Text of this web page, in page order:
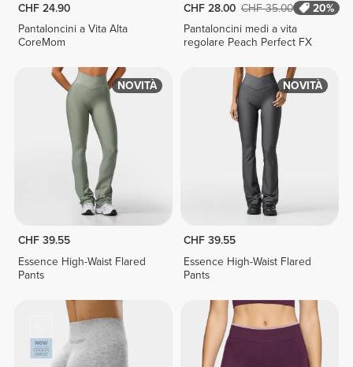
CHF 24.90
Pantaloncini a Vita Alta
CoreMom
CHF 28.00 CHF 35.00
20%
Pantaloncini medi a vita
regolare Peach Perfect FX
NOVITÀ
CHF 39.55
Essence High-Waist Flared
Pants
NOVITÀ
CHF 39.55
Essence High-Waist Flared
Pants